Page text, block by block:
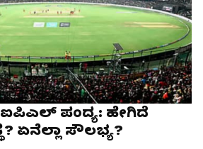
ಐಪಿಎಲ್‌ ಪಂದ್ಯ: ಹೇಗಿದೆ
ಏನೆಲ್ಲಾ ಸೌಲಭ್ಯ?